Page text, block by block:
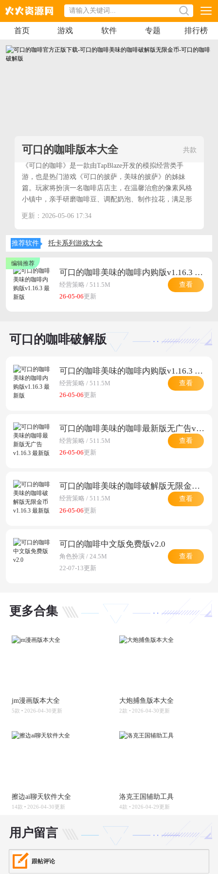
首页 游戏 软件 专题 排行榜
可口的咖啡版本大全 共款
《可口的咖啡》是一款由TapBlaze开发的模拟经营类手
游，也是热门游戏《可口的披萨，美味的披萨》的姊妹
篇。玩家将扮演一名咖啡店店主，在温馨治愈的像素风格
小镇中，亲手研磨咖啡豆、调配奶泡、制作拉花，满足形
在可口的咖啡版本大全页面中有着许多好玩的游戏版本可
口的咖啡美味的咖啡破解版无限金币下载，可口的咖啡破
吧。
更新：2026-05-06 17:34
推荐软件 托卡系列游戏大全
可口的咖啡美味的咖啡内购版v1.16.3 最新版
经营策略 / 511.5M
26-05-06更新
查看
可口的咖啡破解版
可口的咖啡美味的咖啡内购版v1.16.3 最新版
经营策略 / 511.5M
26-05-06更新
查看
可口的咖啡美味的咖啡最新版无广告v1.16.3 最新版
经营策略 / 511.5M
26-05-06更新
查看
可口的咖啡美味的咖啡破解版无限金币v1.16.3 最新版
经营策略 / 511.5M
26-05-06更新
查看
可口的咖啡中文版免费版v2.0
角色扮演 / 24.5M
22-07-13更新
查看
更多合集
jm漫画版本大全
5款 2026-04-30更新
大炮捕鱼版本大全
2款 2026-04-30更新
擦边ai聊天软件大全
14款 2026-04-30更新
洛克王国辅助工具
4款 2026-04-29更新
用户留言
跟帖评论